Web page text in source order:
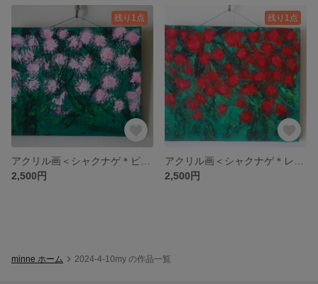
残り1点
2,500円
残り1点
2,500円
minne ホーム 2024-4-10my の作品一覧